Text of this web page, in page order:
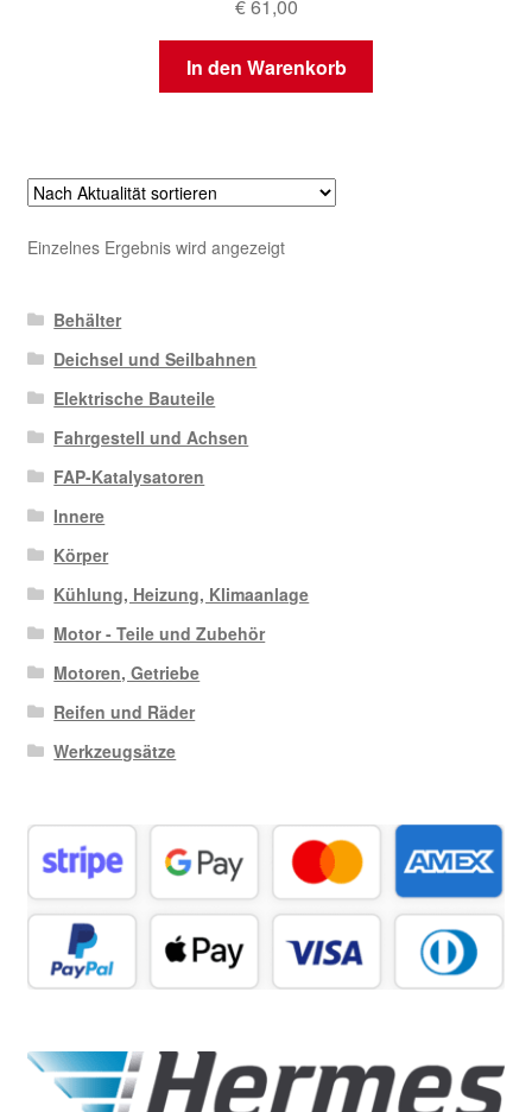
€61,00
In den Warenkorb
Einzelnes Ergebnis wird angezeigt
Behälter
Deichsel und Seilbahnen
Elektrische Bauteile
Fahrgestell und Achsen
FAP-Katalysatoren
Innere
Körper
Kühlung, Heizung, Klimaanlage
Motor - Teile und Zubehör
Motoren, Getriebe
Reifen und Räder
Werkzeugsätze